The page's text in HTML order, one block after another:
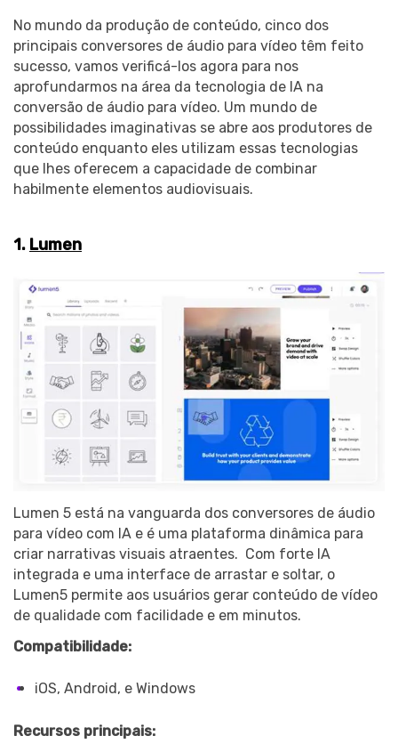
No mundo da produção de conteúdo, cinco dos
principais conversores de áudio para vídeo têm feito
sucesso, vamos verificá-los agora para nos
aprofundarmos na área da tecnologia de IA na
conversão de áudio para vídeo. Um mundo de
possibilidades imaginativas se abre aos produtores de
conteúdo enquanto eles utilizam essas tecnologias
que lhes oferecem a capacidade de combinar
habilmente elementos audiovisuais.
1. Lumen
Lumen 5 está na vanguarda dos conversores de áudio
para vídeo com IA e é uma plataforma dinâmica para
criar narrativas visuais atraentes. Com forte IA
integrada e uma interface de arrastar e soltar, o
Lumen5 permite aos usuários gerar conteúdo de vídeo
de qualidade com facilidade e em minutos.
Compatibilidade:
iOS, Android, e Windows
Recursos principais: